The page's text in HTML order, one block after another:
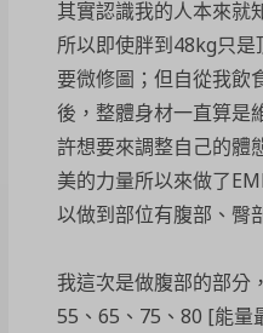
其實認識我的人本來就
所以即使胖到48kg只
要微修圖；但自從我飲
後，整體身材一直算是
許想要來調整自己的體
美的力量所以來做了
以做到部位有腹部、臀
我這次是做腹部的部分
55、65、75、80 [能量